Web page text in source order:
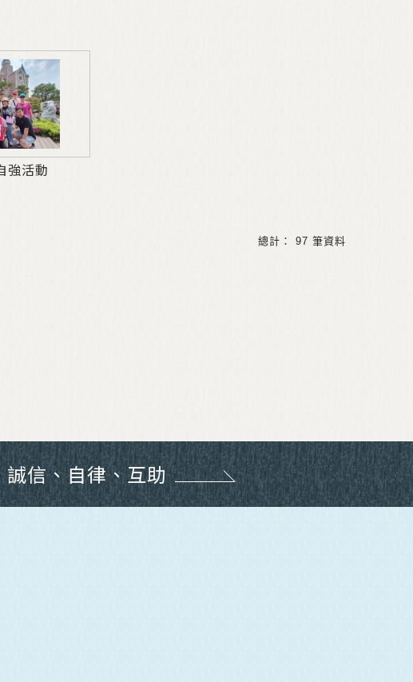
強活動
總計： 97 筆資料
誠信、自律、互助